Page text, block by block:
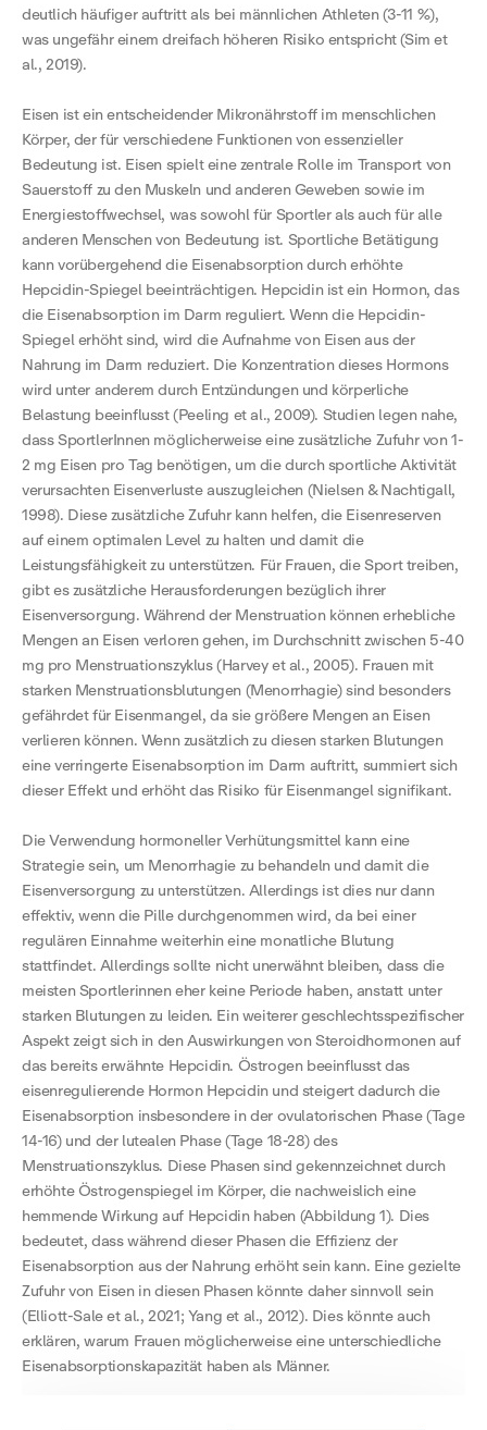
deutlich häufiger auftritt als bei männlichen Athleten (3-11 %),
was ungefähr einem dreifach höheren Risiko entspricht (Sim et
al., 2019).
Eisen ist ein entscheidender Mikronährstoff im menschlichen
Körper, der für verschiedene Funktionen von essenzieller
Bedeutung ist. Eisen spielt eine zentrale Rolle im Transport von
Sauerstoff zu den Muskeln und anderen Geweben sowie im
Energiestoffwechsel, was sowohl für Sportler als auch für alle
anderen Menschen von Bedeutung ist. Sportliche Betätigung
kann vorübergehend die Eisenabsorption durch erhöhte
Hepcidin-Spiegel beeinträchtigen. Hepcidin ist ein Hormon, das
die Eisenabsorption im Darm reguliert. Wenn die Hepcidin-
Spiegel erhöht sind, wird die Aufnahme von Eisen aus der
Nahrung im Darm reduziert. Die Konzentration dieses Hormons
wird unter anderem durch Entzündungen und körperliche
Belastung beeinflusst (Peeling et al., 2009). Studien legen nahe,
dass SportlerInnen möglicherweise eine zusätzliche Zufuhr von 1-
2 mg Eisen pro Tag benötigen, um die durch sportliche Aktivität
verursachten Eisenverluste auszugleichen (Nielsen & Nachtigall,
1998). Diese zusätzliche Zufuhr kann helfen, die Eisenreserven
auf einem optimalen Level zu halten und damit die
Leistungsfähigkeit zu unterstützen. Für Frauen, die Sport treiben,
gibt es zusätzliche Herausforderungen bezüglich ihrer
Eisenversorgung. Während der Menstruation können erhebliche
Mengen an Eisen verloren gehen, im Durchschnitt zwischen 5-40
mg pro Menstruationszyklus (Harvey et al., 2005). Frauen mit
starken Menstruationsblutungen (Menorrhagie) sind besonders
gefährdet für Eisenmangel, da sie größere Mengen an Eisen
verlieren können. Wenn zusätzlich zu diesen starken Blutungen
eine verringerte Eisenabsorption im Darm auftritt, summiert sich
dieser Effekt und erhöht das Risiko für Eisenmangel signifikant.
Die Verwendung hormoneller Verhütungsmittel kann eine
Strategie sein, um Menorrhagie zu behandeln und damit die
Eisenversorgung zu unterstützen. Allerdings ist dies nur dann
effektiv, wenn die Pille durchgenommen wird, da bei einer
regulären Einnahme weiterhin eine monatliche Blutung
stattfindet. Allerdings sollte nicht unerwähnt bleiben, dass die
meisten Sportlerinnen eher keine Periode haben, anstatt unter
starken Blutungen zu leiden. Ein weiterer geschlechtsspezifischer
Aspekt zeigt sich in den Auswirkungen von Steroidhormonen auf
das bereits erwähnte Hepcidin. Östrogen beeinflusst das
eisenregulierende Hormon Hepcidin und steigert dadurch die
Eisenabsorption insbesondere in der ovulatorischen Phase (Tage
14-16) und der lutealen Phase (Tage 18-28) des
Menstruationszyklus. Diese Phasen sind gekennzeichnet durch
erhöhte Östrogenspiegel im Körper, die nachweislich eine
hemmende Wirkung auf Hepcidin haben (Abbildung 1). Dies
bedeutet, dass während dieser Phasen die Effizienz der
Eisenabsorption aus der Nahrung erhöht sein kann. Eine gezielte
Zufuhr von Eisen in diesen Phasen könnte daher sinnvoll sein
(Elliott-Sale et al., 2021; Yang et al., 2012). Dies könnte auch
erklären, warum Frauen möglicherweise eine unterschiedliche
Eisenabsorptionskapazität haben als Männer.